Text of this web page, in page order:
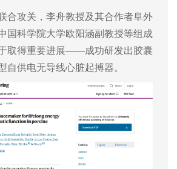
合攻关，李舟教授及其合作者阜外
国科学院大学欧阳涵副教授等组成
取得重要进展——成功研发出胶囊
自供电无导线心脏起搏器。